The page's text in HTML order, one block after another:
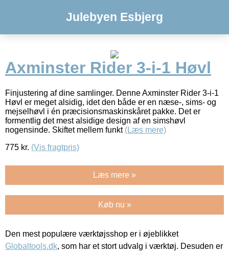
Julebyen Esbjerg
Axminster Rider 3-i-1 Høvl
Finjustering af dine samlinger. Denne Axminster Rider 3-i-1
Høvl er meget alsidig, idet den både er en næse-, sims- og
mejselhøvl i én præcisionsmaskinskåret pakke. Det er
formentlig det mest alsidige design af en simshøvl
nogensinde. Skiftet mellem funkt (Læs mere)
775 kr. (Vis fragtpris)
Læs mere »
Køb nu »
Den mest populære værktøjsshop er i øjeblikket
Globaltools.dk, som har et stort udvalg i værktøj. Desuden er